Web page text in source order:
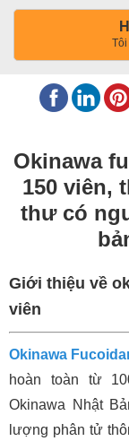
Okinawa
150 viên,
thư có
Giới thiệu về
viên
Okinawa
hoàn toàn từ
Okinawa Nhật
lượng phân tử